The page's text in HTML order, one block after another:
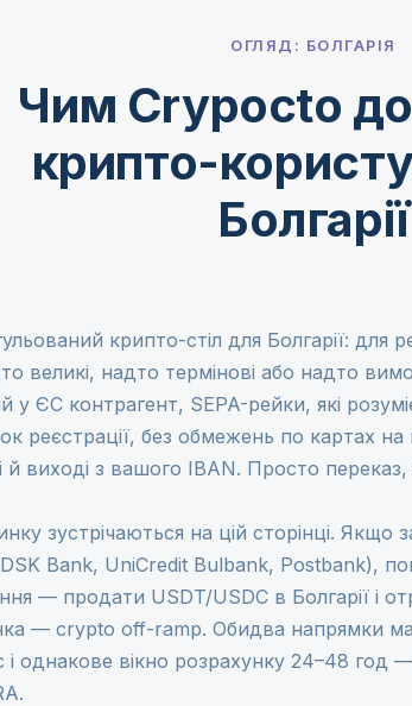
ОГЛЯД: БОЛГАРІЯ
Чим Crypocto
крипто-
Болгарії
крипто-стіл для Болгарії: для
великі, надто термінові або надто
у ЄС контрагент, SEPA-рейки, які
реєстрації, без обмежень по картах на
виході з вашого IBAN. Просто переказ,
зустрічаються на цій сторінці. Якщо
Bank, UniCredit Bulbank, Postbank),
— продати USDT/USDC в Болгарії і
— crypto off-ramp. Обидва напрямки
і однакове вікно розрахунку 24–48 год